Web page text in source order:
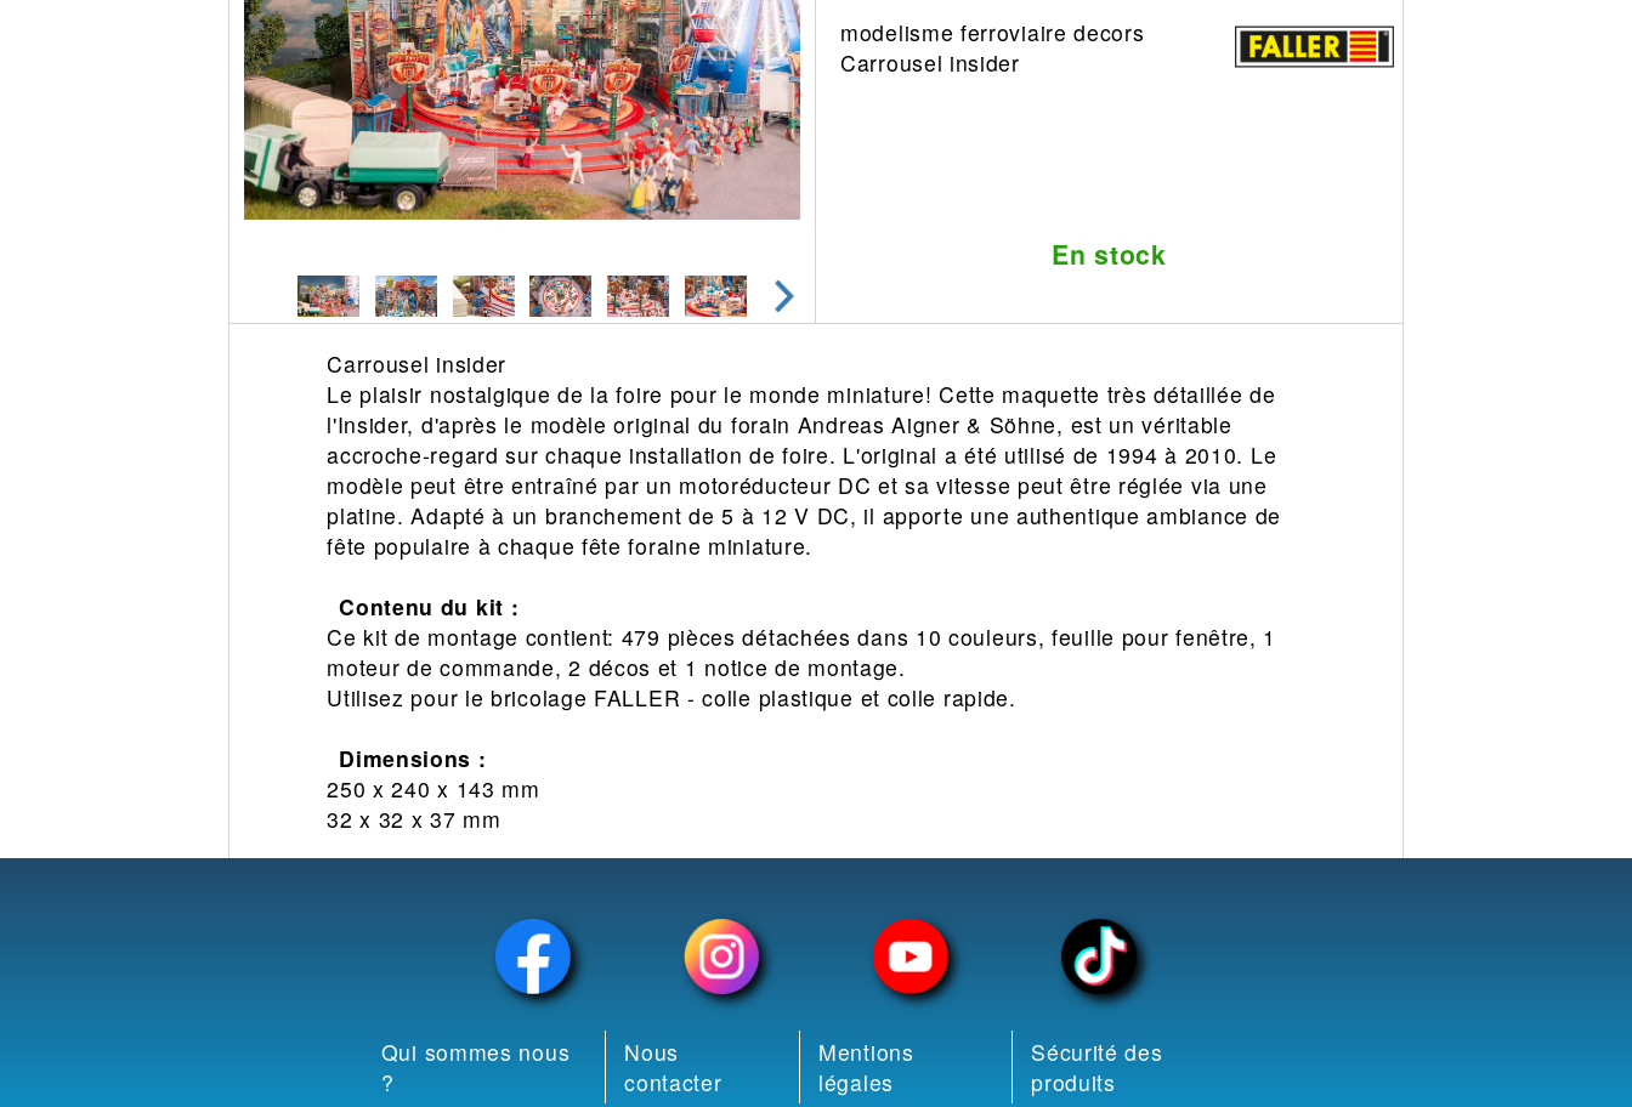
Accessoire divers
Coffret
Voie
Digital
Decors
Figurine
Car system
Vehicule
Catalogue
Accesoire
Figurine
Leonard
Architecture
Ferroviaire
Outillage
Finition
Catalogue
Modelmag
Avion
modelisme ferroviaire decors
Carrousel insider
En stock
Carrousel insider
Le plaisir nostalgique de la foire pour le monde miniature! Cette maquette très détaillée de
l'Insider, d'après le modèle original du forain Andreas Aigner & Söhne, est un véritable
accroche-regard sur chaque installation de foire. L'original a été utilisé de 1994 à 2010. Le
modèle peut être entraîné par un motoréducteur DC et sa vitesse peut être réglée via une
platine. Adapté à un branchement de 5 à 12 V DC, il apporte une authentique ambiance de
fête populaire à chaque fête foraine miniature.
Contenu du kit :
Ce kit de montage contient: 479 pièces détachées dans 10 couleurs, feuille pour fenêtre, 1
moteur de commande, 2 décos et 1 notice de montage.
Utilisez pour le bricolage FALLER - colle plastique et colle rapide.
Dimensions :
250 x 240 x 143 mm
32 x 32 x 37 mm
Qui sommes nous
?
Nous
contacter
Mentions
légales
Sécurité des
produits